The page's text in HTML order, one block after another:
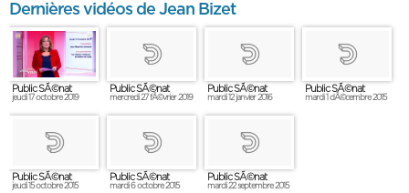
Dernières vidéos de Jean Bizet
Public SÃ©nat
jeudi 17 octobre 2019
Public SÃ©nat
mercredi 27 fÃ©vrier 2019
Public SÃ©nat
mardi 12 janvier 2016
Public SÃ©nat
mardi 1 dÃ©cembre 2015
Public SÃ©nat
jeudi 15 octobre 2015
Public SÃ©nat
mardi 6 octobre 2015
Public SÃ©nat
mardi 22 septembre 2015